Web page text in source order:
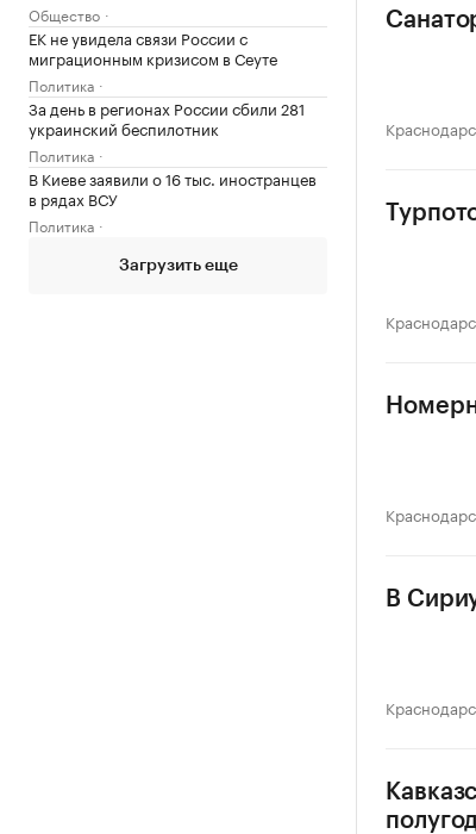
Общество
ЕК не увидела связи России с
миграционным кризисом в Сеуте
Политика
За день в регионах России сбили 281
украинский беспилотник
Политика
В Киеве заявили о 16 тыс. иностранцев
в рядах ВСУ
Политика
Загрузить еще
В